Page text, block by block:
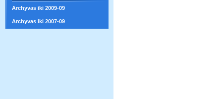
Archyvas iki 2009-09
Archyvas iki 2007-09